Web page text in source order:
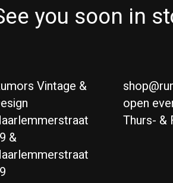
you soon in
Vintage &
&
open
Thurs- &